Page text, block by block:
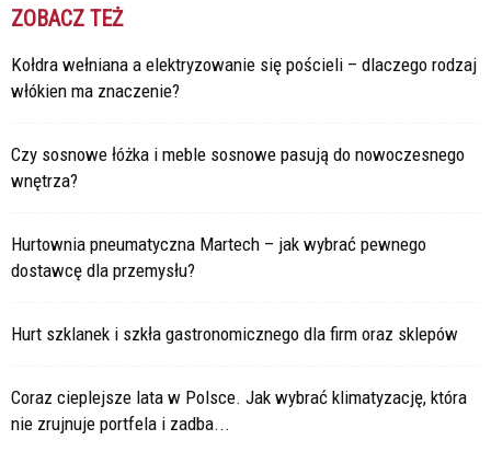
ZOBACZ TEŻ
Kołdra wełniana a elektryzowanie się pościeli – dlaczego rodzaj
włókien ma znaczenie?
Czy sosnowe łóżka i meble sosnowe pasują do nowoczesnego
wnętrza?
Hurtownia pneumatyczna Martech – jak wybrać pewnego
dostawcę dla przemysłu?
Hurt szklanek i szkła gastronomicznego dla firm oraz sklepów
Coraz cieplejsze lata w Polsce. Jak wybrać klimatyzację, która
nie zrujnuje portfela i zadba...